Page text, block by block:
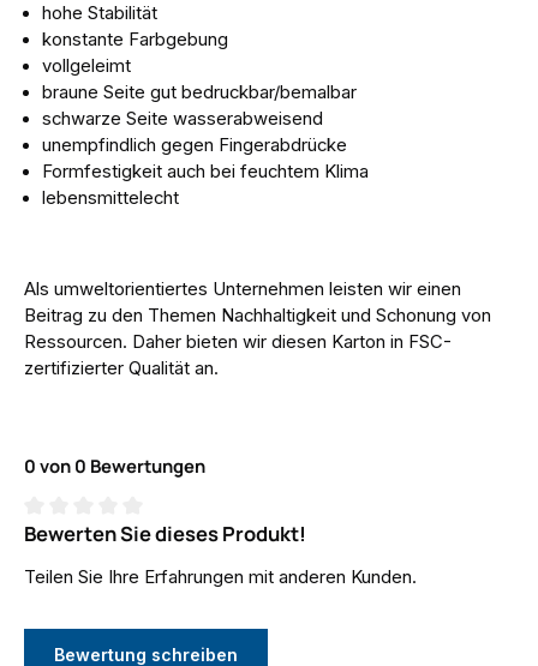
hohe Stabilität
konstante Farbgebung
vollgeleimt
braune Seite gut bedruckbar/bemalbar
schwarze Seite wasserabweisend
unempfindlich gegen Fingerabdrücke
Formfestigkeit auch bei feuchtem Klima
lebensmittelecht
Als umweltorientiertes Unternehmen leisten wir einen
Beitrag zu den Themen Nachhaltigkeit und Schonung von
Ressourcen. Daher bieten wir diesen Karton in FSC-
zertifizierter Qualität an.
0 von 0 Bewertungen
Durchschnittliche Bewertung von 0 von 5 Sternen
Bewerten Sie dieses Produkt!
Teilen Sie Ihre Erfahrungen mit anderen Kunden.
Bewertung schreiben